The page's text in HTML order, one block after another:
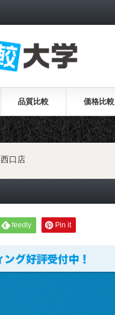
品質比較 価格比較
口店
feedly Pin it